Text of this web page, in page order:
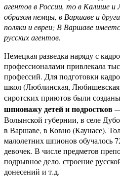
агентов в России, то в Калише
образом немцы, в Варшаве и
поляки и евреи; В Варшаве
русских агентов.
Немецкая разведка наряду с
профессионалами привлекала
профессий. Для подготовки
школ (Люблинская,
сиротских приютов были созданы
шпионажу детей и подростков
Волынской губернии, в селе
в Варшаве, в Ковно (Каунасе).
малолетних шпионов обучалось
девочек. В числе предметов
подрывное дело, строение
донесений и т.д.